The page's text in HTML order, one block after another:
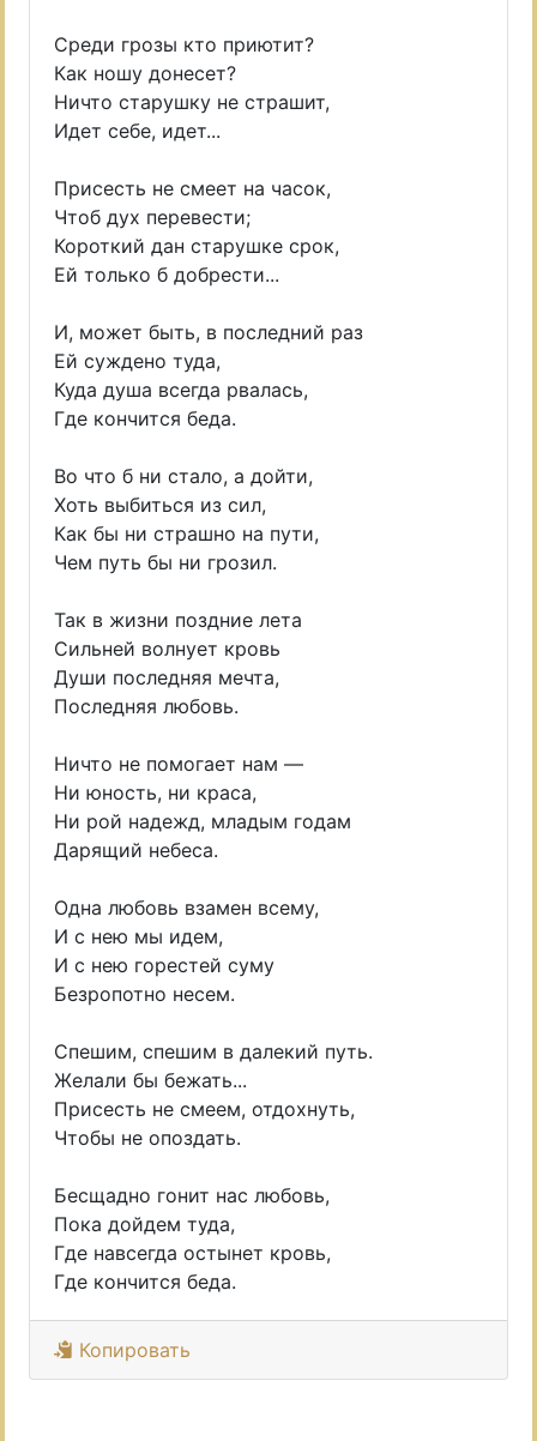
Среди грозы кто приютит?
Как ношу донесет?
Ничто старушку не страшит,
Идет себе, идет...
Присесть не смеет на часок,
Чтоб дух перевести;
Короткий дан старушке срок,
Ей только б добрести...
И, может быть, в последний раз
Ей суждено туда,
Куда душа всегда рвалась,
Где кончится беда.
Во что б ни стало, а дойти,
Хоть выбиться из сил,
Как бы ни страшно на пути,
Чем путь бы ни грозил.
Так в жизни поздние лета
Сильней волнует кровь
Души последняя мечта,
Последняя любовь.
Ничто не помогает нам —
Ни юность, ни краса,
Ни рой надежд, младым годам
Дарящий небеса.
Одна любовь взамен всему,
И с нею мы идем,
И с нею горестей суму
Безропотно несем.
Спешим, спешим в далекий путь.
Желали бы бежать...
Присесть не смеем, отдохнуть,
Чтобы не опоздать.
Бесщадно гонит нас любовь,
Пока дойдем туда,
Где навсегда остынет кровь,
Где кончится беда.
Копировать